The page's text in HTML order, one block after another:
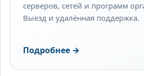
серверов, сетей и программ
Выезд и удалённая поддержка.
Подробнее →